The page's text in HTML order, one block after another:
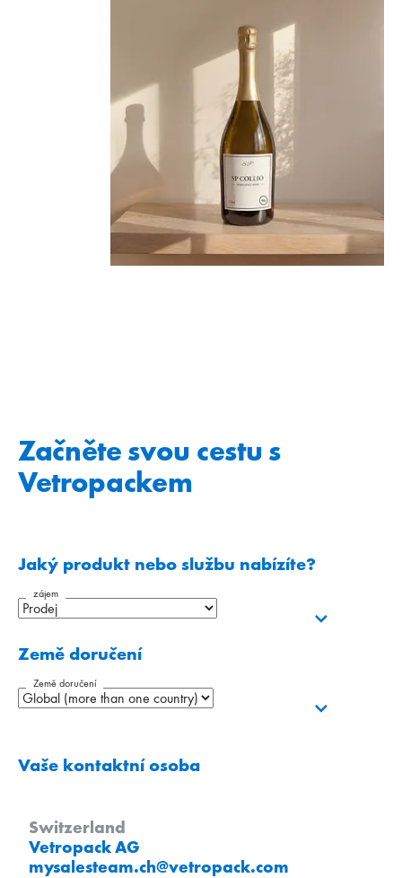
Začněte svou cestu s
Vetropackem
Jaký produkt nebo službu nabízíte?
zájem
Země doručení
Země doručení
Vaše kontaktní osoba
Switzerland
Vetropack AG
mysalesteam.ch@vetropack.com